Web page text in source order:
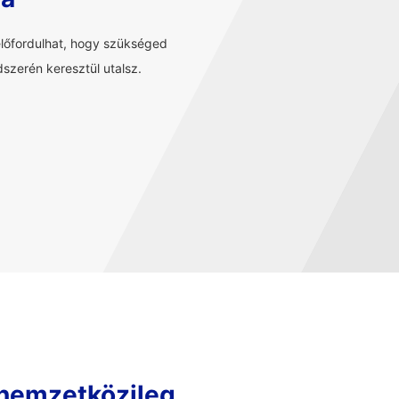
hogy szükséged
keresztül utalsz.